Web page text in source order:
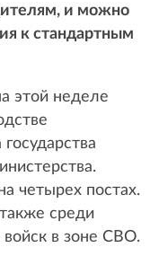
и можно
к стандартным
этой неделе
четырех постах.
среди
в зоне СВО.